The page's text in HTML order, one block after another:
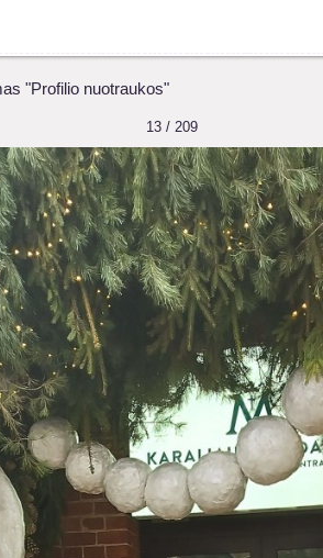
"Profilio nuotraukos"
13 / 209